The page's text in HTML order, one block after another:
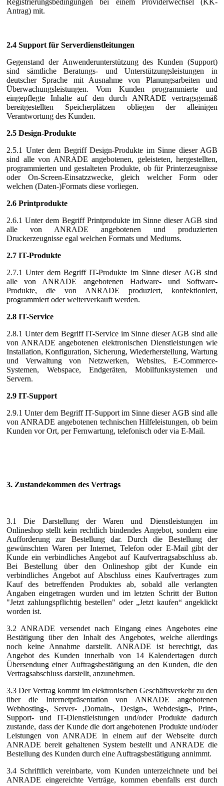
Antrag) mit.
2.4 Support für Serverdienstleitungen
Gegenstand der Anwenderunterstützung des Kunden (Support)
sind sämtliche Beratungs- und Unterstützungsleistungen in
deutscher Sprache mit Ausnahme von Planungsarbeiten und
Überwachungsleistungen. Vom Kunden programmierte und
eingepflegte Inhalte auf den durch ANRADE vertragsgemäß
bereitgestellten Speicherplätzen obliegen der alleinigen
Verantwortung des Kunden.
2.5 Design-Produkte
2.5.1 Unter dem Begriff Design-Produkte im Sinne dieser AGB
sind alle von ANRADE angebotenen, geleisteten, hergestellten,
programmierten und gestalteten Produkte, ob für Printerzeugnisse
oder On-Screen-Einsatzzwecke, gleich welcher Form oder
welchen (Daten-)Formats diese vorliegen.
2.6 Printprodukte
2.6.1 Unter dem Begriff Printprodukte im Sinne dieser AGB sind
alle von ANRADE angebotenen und produzierten
Druckerzeugnisse egal welchen Formats und Mediums.
2.7 IT-Produkte
2.7.1 Unter dem Begriff IT-Produkte im Sinne dieser AGB sind
alle von ANRADE angebotenen Hadware- und Software-
Produkte, die von ANRADE produziert, konfektioniert,
programmiert oder weiterverkauft werden.
2.8 IT-Service
2.8.1 Unter dem Begriff IT-Service im Sinne dieser AGB sind alle
von ANRADE angebotenen elektronischen Dienstleistungen wie
Installation, Konfiguration, Sicherung, Wiederherstellung, Wartung
und Verwaltung von Netzwerken, Websites, E-Commerce-
Systemen, Webspace, Endgeräten, Mobilfunksystemen und
Servern.
2.9 IT-Support
2.9.1 Unter dem Begriff IT-Support im Sinne dieser AGB sind alle
von ANRADE angebotenen technischen Hilfeleistungen, ob beim
Kunden vor Ort, per Fernwartung, telefonisch oder via E-Mail.
3. Zustandekommen des Vertrags
3.1 Die Darstellung der Waren und Dienstleistungen im
Onlineshop stellt kein rechtlich bindendes Angebot, sondern eine
Aufforderung zur Bestellung dar. Durch die Bestellung der
gewünschten Waren per Internet, Telefon oder E-Mail gibt der
Kunde ein verbindliches Angebot auf Kaufvertragsabschluss ab.
Bei Bestellung über den Onlineshop gibt der Kunde ein
verbindliches Angebot auf Abschluss eines Kaufvertrages zum
Kauf des betreffenden Produktes ab, sobald alle verlangten
Angaben eingetragen wurden und im letzten Schritt der Button
"Jetzt zahlungspflichtig bestellen" oder „Jetzt kaufen“ angeklickt
worden ist.
3.2 ANRADE versendet nach Eingang eines Angebotes eine
Bestätigung über den Inhalt des Angebotes, welche allerdings
noch keine Annahme darstellt. ANRADE ist berechtigt, das
Angebot des Kunden innerhalb von 14 Kalendertagen durch
Übersendung einer Auftragsbestätigung an den Kunden, die den
Vertragsabschluss darstellt, anzunehmen.
3.3 Der Vertrag kommt im elektronischen Geschäftsverkehr zu den
über die Internetpräsentation von ANRADE angebotenen
Webhosting-, Server- ,Domain-, Design-, Webdesign-, Print-,
Support- und IT-Dienstleistungen und/oder Produkte dadurch
zustande, dass der Kunde die dort angebotenen Produkte und/oder
Leistungen von ANRADE in einem auf der Webseite durch
ANRADE bereit gehaltenen System bestellt und ANRADE die
Bestellung des Kunden durch eine Auftragsbestätigung annimmt.
3.4 Schriftlich vereinbarte, vom Kunden unterzeichnete und bei
ANRADE eingereichte Verträge, kommen ebenfalls erst durch